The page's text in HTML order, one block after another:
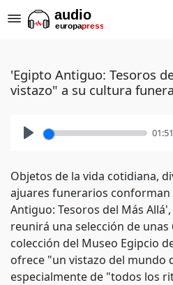
'Egipto Antiguo: Tesoros
vistazo" a su cultura
01:51
Objetos de la vida cotidiana,
ajuares funerarios conforman
Antiguo: Tesoros del Más
reunirá una selección de unas
colección del Museo Egipcio
ofrece "un vistazo del mundo
especialmente de "todos los